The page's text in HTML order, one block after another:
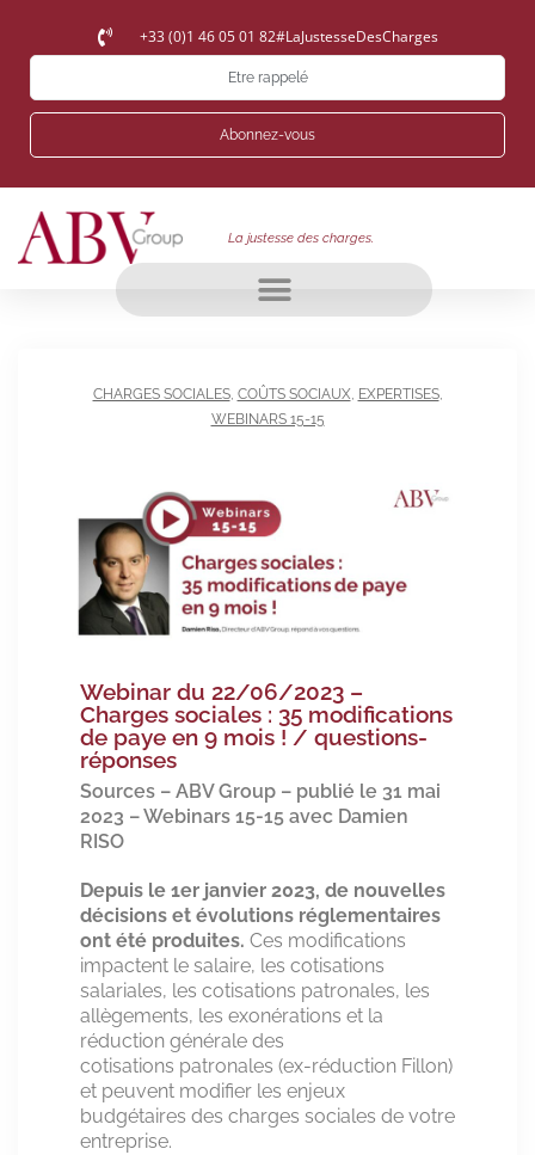
+33 (0)1 46 05 01 82#LaJustesseDesCharges
Etre rappelé
Abonnez-vous
La justesse des charges.
CHARGES SOCIALES, COÛTS SOCIAUX, EXPERTISES,
WEBINARS 15-15
Webinar du 22/06/2023 –
Charges sociales : 35 modifications
de paye en 9 mois ! / questions-
réponses
Sources – ABV Group – publié le 31 mai
2023 – Webinars 15-15 avec Damien
RISO
Depuis le 1er janvier 2023, de nouvelles
décisions et évolutions réglementaires
ont été produites. Ces modifications
impactent le salaire, les cotisations
salariales, les cotisations patronales, les
allègements, les exonérations et la
réduction générale des
cotisations patronales (ex-réduction Fillon)
et peuvent modifier les enjeux
budgétaires des charges sociales de votre
entreprise.